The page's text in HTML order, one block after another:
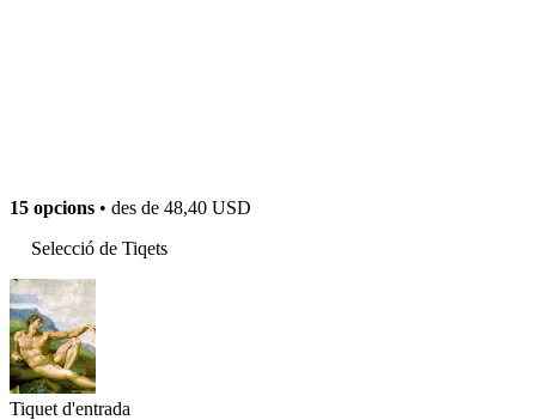
15 opcions • des de 48,40 USD
Selecció de Tiqets
Tiquet d'entrada